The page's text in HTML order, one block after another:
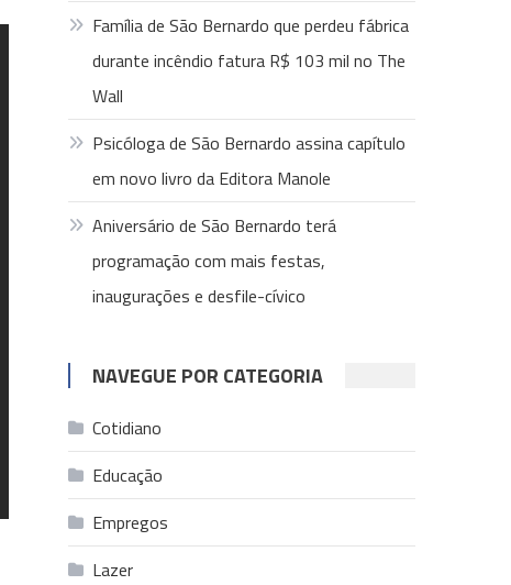
Família de São Bernardo que perdeu fábrica
durante incêndio fatura R$ 103 mil no The
Wall
Psicóloga de São Bernardo assina capítulo
em novo livro da Editora Manole
Aniversário de São Bernardo terá
programação com mais festas,
inaugurações e desfile-cívico
NAVEGUE POR CATEGORIA
Cotidiano
Educação
Empregos
Lazer